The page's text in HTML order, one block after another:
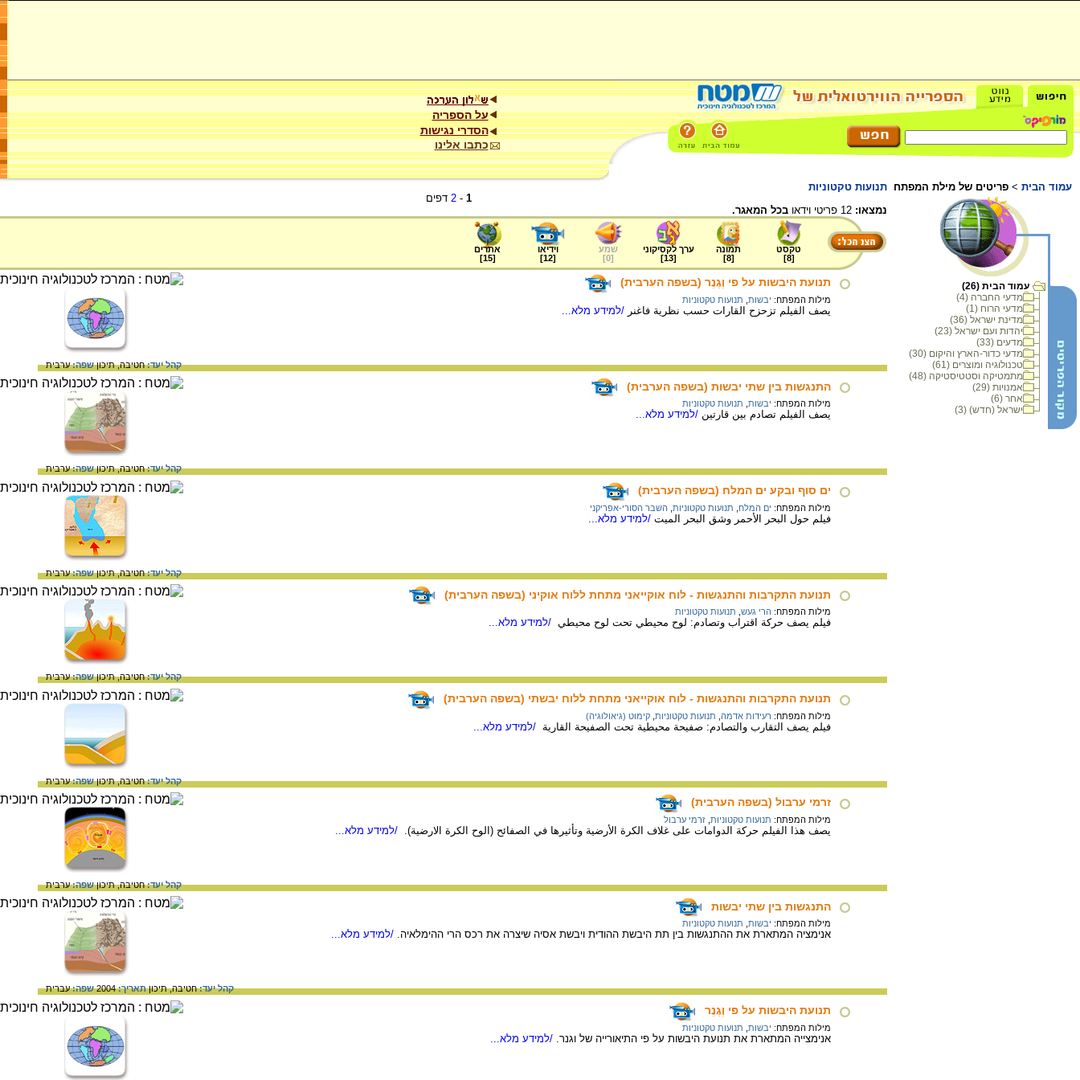
על הספריה
הסדרי נגישות
כתבו אלינו
עמוד הבית > פריטים של מילת המפתח תנועות טקטוניות
עמוד הבית (26)
מדעי החברה (4)
מדעי הרוח (1)
מדינת ישראל (36)
יהדות ועם ישראל (23)
מדעים (33)
מדעי כדור-הארץ והיקום (30)
טכנולוגיה ומוצרים (61)
מתמטיקה וסטטיסטיקה (48)
אמנויות (29)
אחר (6)
ישראל (חדש) (3)
1
-
2 דפים
נמצאו:
בכל המאגר.
טקסט
[
8
]
תמונה
[
8
]
ערך לקסיקוני
[
13
]
שמע
[
0
]
וידיאו
[
12
]
אתרים
[
15
]
תנועת היבשות על פי וֶגֶנֶר (בשפה הערבית)
מילות המפתח: יבשות תנועות טקטוניות
يصف الفيلم تزحزح القارات حسب نظرية فاغنر /למידע מלא...
קהל יעד:חטיבה,תיכוןשפה:ערבית
התנגשות בין שתי יבשות (בשפה הערבית)
מילות המפתח: יבשות תנועות טקטוניות
يصف الفيلم تصادم بين قارتين /למידע מלא...
קהל יעד:חטיבה,תיכוןשפה:ערבית
ים סוף ובקע ים המלח (בשפה הערבית)
מילות המפתח: ים המלח תנועות טקטוניות השבר הסורי-אפריקני
فيلم حول البحر الأحمر وشق البحر الميت /למידע מלא...
קהל יעד:חטיבה,תיכוןשפה:ערבית
תנועת התקרבות והתנגשות - לוח אוקייאני מתחת ללוח אוקיני (בשפה הערבית)
מילות המפתח: הרי געש תנועות טקטוניות
فيلم يصف حركة اقتراب وتصادم: لوح محيطي تحت لوح محيطي /למידע מלא...
קהל יעד:חטיבה,תיכוןשפה:ערבית
תנועת התקרבות והתנגשות - לוח אוקייאני מתחת ללוח יבשתי (בשפה הערבית)
מילות המפתח: רעידות אדמה תנועות טקטוניות קימוט (גיאולוגיה)
فيلم يصف التقارب والتصادم: صفيحة محيطية تحت الصفيحة القارية /למידע מלא...
קהל יעד:חטיבה,תיכוןשפה:ערבית
זרמי ערבול (בשפה הערבית)
מילות המפתח: תנועות טקטוניות זרמי ערבול
يصف هذا الفيلم حركة الدوامات على غلاف الكرة الأرضية وتأثيرها في الصفائح (الوح الكرة الارضية). /למידע מלא...
קהל יעד:חטיבה,תיכוןשפה:ערבית
התנגשות בין שתי יבשות
מילות המפתח: יבשות תנועות טקטוניות
אנימציה המתארת את ההתנגשות בין תת היבשת ההודית ויבשת אסיה שיצרה את רכס הרי ההימלאיה. /למידע מלא...
קהל יעד:חטיבה,תיכוןתאריך:2004 שפה:עברית
תנועת היבשות על פי וֶגֶנֶר
מילות המפתח: יבשות תנועות טקטוניות
אנימצייה המתארת את תנועת היבשות על פי התיאורייה של וגנר. /למידע מלא...